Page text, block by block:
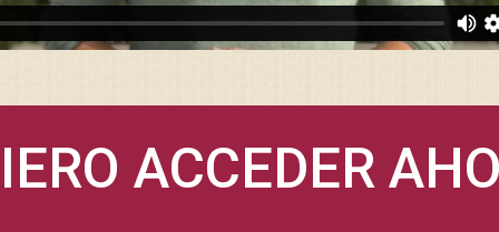
ACCEDER